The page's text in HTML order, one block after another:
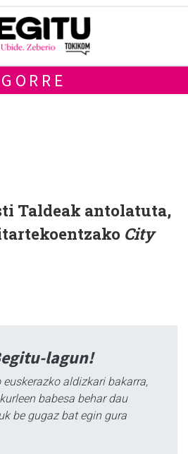
Taldeak antolatuta,
City
lagun!
aldizkari bakarra,
babesa behar dau
be gugaz bat egin gura